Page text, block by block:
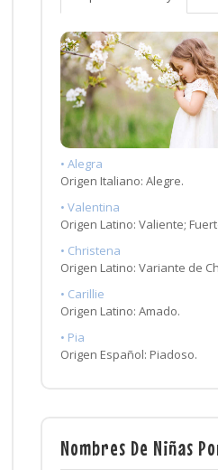
• Alegra
Origen Italiano: Alegre.
• Valentina
Origen Latino: Valiente;
• Christena
Origen Latino: Variante de
• Carillie
Origen Latino: Amado.
• Pia
Origen Español: Piadoso.
Nombres De Niñas